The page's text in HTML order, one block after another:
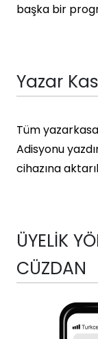
başka bir
Yazar
Tüm
Adisyonu
cihazına
ÜYELİK
CÜZDAN